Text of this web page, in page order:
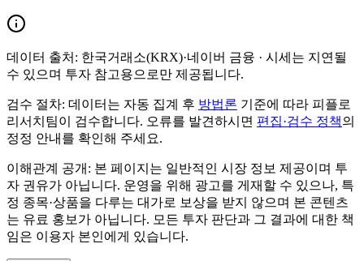
데이터 출처: 한국거래소(KRX)·네이버 금융 · 시세는 지연될
수 있으며 투자 참고용으로만 제공됩니다.
검수 절차: 데이터는 자동 집계 후 방법론 기준에 따라 피플로
리서치팀이 검수합니다. 오류를 발견하시면 편집·검수 정책의
정정 안내를 확인해 주세요.
이해관계 공개: 본 페이지는 일반적인 시장 정보 제공이며 투
자 권유가 아닙니다. 운영을 위해 광고를 게재할 수 있으나, 특
정 종목·상품을 다루는 대가로 보상을 받지 않으며 본 콘텐츠
는 유료 홍보가 아닙니다. 모든 투자 판단과 그 결과에 대한 책
임은 이용자 본인에게 있습니다.